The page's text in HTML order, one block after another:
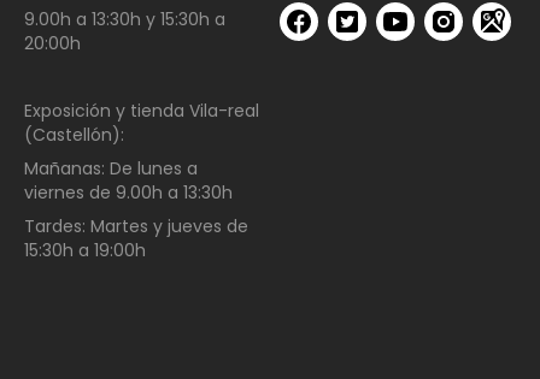
9.00h a 13:30h y 15:30h a
20:00h
Exposición y tienda Vila-real
(Castellón):
Mañanas: De lunes a
viernes de 9.00h a 13:30h
Tardes: Martes y jueves de
15:30h a 19:00h